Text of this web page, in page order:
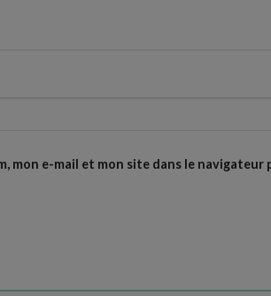
mon e-mail et mon site dans le